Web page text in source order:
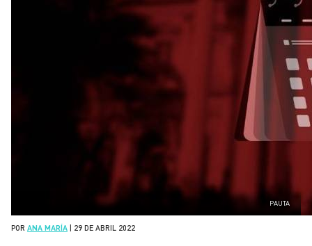
PAUTA
POR ANA MARÍA 29 DE ABRIL 2022